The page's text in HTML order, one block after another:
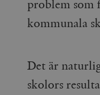
problem som
kommunala
Det är
skolors